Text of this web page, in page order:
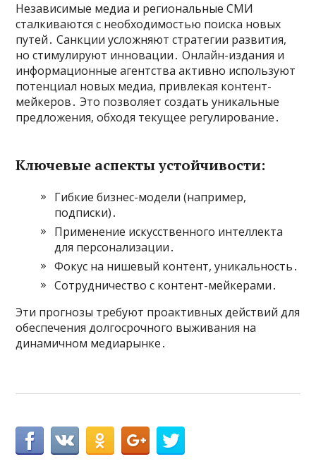
Независимые медиа и региональные СМИ
сталкиваются с необходимостью поиска новых
путей․ Санкции усложняют стратегии развития,
но стимулируют инновации․ Онлайн-издания и
информационные агентства активно используют
потенциал новых медиа, привлекая контент-
мейкеров․ Это позволяет создать уникальные
предложения, обходя текущее регулирование․
Ключевые аспекты устойчивости:
Гибкие бизнес-модели (например,
подписки)․
Применение искусственного интеллекта
для персонализации․
Фокус на нишевый контент, уникальность․
Сотрудничество с контент-мейкерами․
Эти прогнозы требуют проактивных действий для
обеспечения долгосрочного выживания на
динамичном медиарынке․